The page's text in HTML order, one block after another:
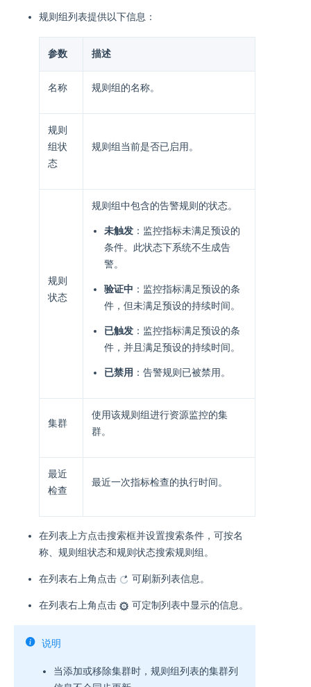
规则组列表提供以下信息：
参数 描述
名称 规则组的名称。
规则
组状
态
规则组当前是否已启用。
规则
状态
规则组中包含的告警规则的状态。
未触发 ：监控指标未满足预设的
条件。此状态下系统不生成告
警。
验证中 ：监控指标满足预设的条
件，但未满足预设的持续时间。
已触发 ：监控指标满足预设的条
件，并且满足预设的持续时间。
已禁用 ：告警规则已被禁用。
集群
使用该规则组进行资源监控的集
群。
最近
检查
最近一次指标检查的执行时间。
在列表上方点击搜索框并设置搜索条件，可按名
称、规则组状态和规则状态搜索规则组。
在列表右上角点击 可刷新列表信息。
在列表右上角点击 可定制列表中显示的信息。
说明
当添加或移除集群时，规则组列表的集群列